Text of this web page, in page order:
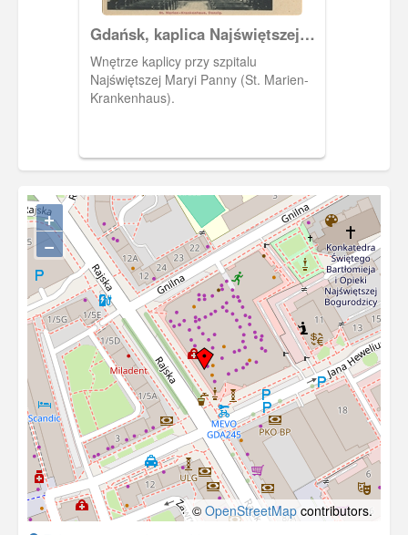
Gdańsk, kaplica Najświętszej
Maryi Panny na Dolnym Mieście
Wnętrze kaplicy przy szpitalu
Najświętszej Maryi Panny (St. Marien-
Krankenhaus).
+
−
© OpenStreetMap contributors.